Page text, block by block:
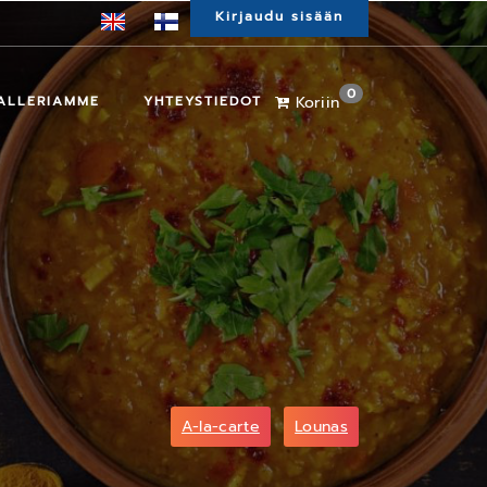
Kirjaudu sisään
YHTEYSTIEDOT Koriin0
A-la-carte Lounas